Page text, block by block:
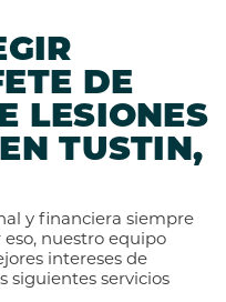
DE
LESIONES
TUSTIN,
y financiera siempre
nuestro equipo
intereses de
siguientes servicios